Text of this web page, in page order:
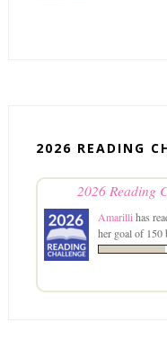
2026 READING
2026 Reading
Amarillihas
her goal of 150